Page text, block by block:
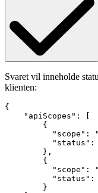
Svaret vil inneholde
klienten:
{
    "apiScopes": [
        {
"scope":
"status":
        },
        {
"scope":
"status":
        }